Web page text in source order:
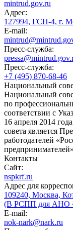
mintrud.gov.ru
Адрес:
127994, ГСП-4, г.
E-mail:
Пресс-служба:
Пресс-служба:
+7 (495) 870-68-46
Национальный
Национальный
по
соответствии с
16 апреля 2014
совета является
работодателей
Контакты
Сайт:
nspkrf.ru
Адрес для
109240, Москва,
(В РСПП для АНО
E-mail:
nok-nark@nark.ru